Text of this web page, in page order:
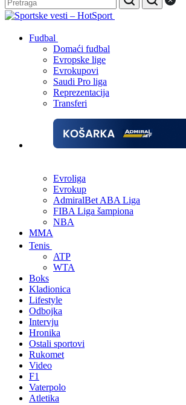
Fudbal
Domaći fudbal
Evropske lige
Evrokupovi
Saudi Pro liga
Reprezentacija
Transferi
Evroliga
Evrokup
AdmiralBet ABA Liga
FIBA Liga šampiona
NBA
MMA
Tenis
ATP
WTA
Boks
Kladionica
Lifestyle
Odbojka
Intervju
Hronika
Ostali sportovi
Rukomet
Video
F1
Vaterpolo
Atletika